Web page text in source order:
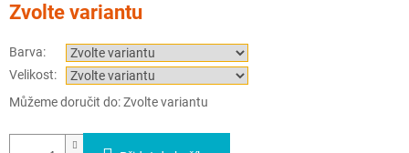
cena:
Zvolte variantu
Barva:
Velikost:
Můžeme doručit do:Zvolte variantu